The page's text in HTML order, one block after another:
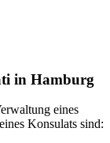
in Hamburg
eines
Konsulats sind: